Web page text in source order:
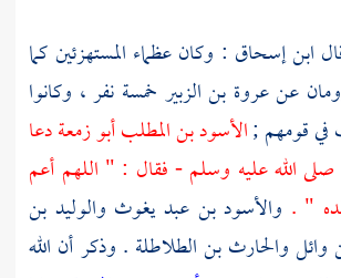
ابن إسحاق : وكان عظماء المستهزئين كما
عنعروة بن الزبير خمسة نفر ، وكانوا
قومهم ;الأسود بن المطلب أبو زمعةدعا
الله عليه وسلم - فقال : " اللهم أعم
" . والأسود بن عبد يغوث والوليد بن
والحارث بن الطلاطلة . وذكر أن الله